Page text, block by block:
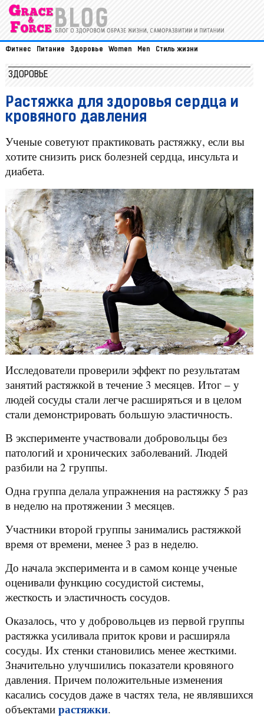
Фитнес Питание Здоровье Women Men Стиль жизни
ЗДОРОВЬЕ
Растяжка для здоровья сердца и
кровяного давления
Ученые советуют практиковать растяжку, если вы
хотите снизить риск болезней сердца, инсульта и
диабета.
Исследователи проверили эффект по результатам
занятий растяжкой в течение 3 месяцев. Итог – у
людей сосуды стали легче расширяться и в целом
стали демонстрировать большую эластичность.
В эксперименте участвовали добровольцы без
патологий и хронических заболеваний. Людей
разбили на 2 группы.
Одна группа делала упражнения на растяжку 5 раз
в неделю на протяжении 3 месяцев.
Участники второй группы занимались растяжкой
время от времени, менее 3 раз в неделю.
До начала эксперимента и в самом конце ученые
оценивали функцию сосудистой системы,
жесткость и эластичность сосудов.
Оказалось, что у добровольцев из первой группы
растяжка усиливала приток крови и расширяла
сосуды. Их стенки становились менее жесткими.
Значительно улучшились показатели кровяного
давления. Причем положительные изменения
касались сосудов даже в частях тела, не являвшихся
объектами растяжки.